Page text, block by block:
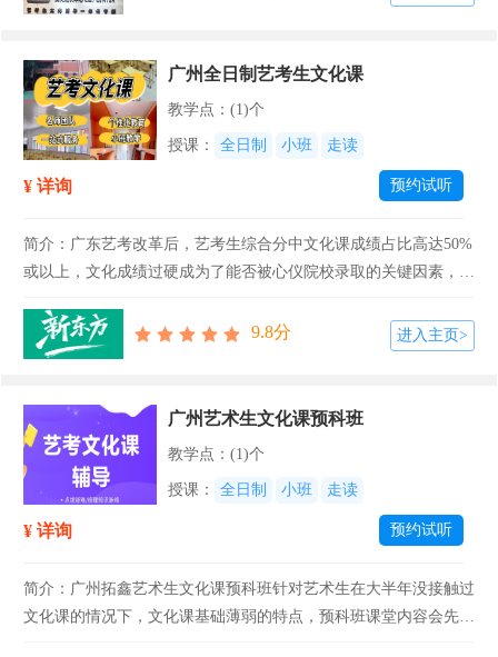
深圳艺考生文化...
广州全日制艺考生文化课
教学点：(1)个
授课： 全日制 小班 走读
¥ 详询 预约试听
简介：广东艺考改革后，艺考生综合分中文化课成绩占比高达50%
或以上，文化成绩过硬成为了能否被心仪院校录取的关键因素，所
新东方全日制艺考生文化课辅导冲刺班转为艺考生量身设计了适合
文化课的备考...
9.8分 进入主页>
广州艺术生文化课预科班
教学点：(1)个
授课： 全日制 小班 走读
¥ 详询 预约试听
简介：广州拓鑫艺术生文化课预科班针对艺术生在大半年没接触过
文化课的情况下，文化课基础薄弱的特点，预科班课堂内容会先侧